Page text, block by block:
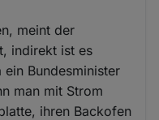
meint der
indirekt ist es
Bundesminister
man mit Strom
ihren Backofen